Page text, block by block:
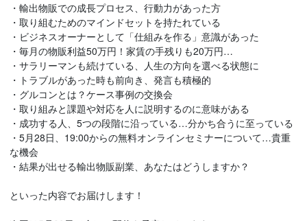
・輸出物販での成長プロセス、行動力があった方
・取り組むためのマインドセットを持たれている
・ビジネスオーナーとして「仕組みを作る」意識があった
・毎月の物販利益50万円！家賃の手残りも20万円…
・サラリーマンも続けている、人生の方向を選べる状態に
・トラブルがあった時も前向き、発言も積極的
・グルコンとは？ケース事例の交換会
・取り組みと課題や対応を人に説明するのに意味がある
・成功する人、5つの段階に沿っている…分かち合うに至っている
・5月28日、19:00からの無料オンラインセミナーについて…貴重
な機会
・結果が出せる輸出物販副業、あなたはどうしますか？
といった内容でお届けします！